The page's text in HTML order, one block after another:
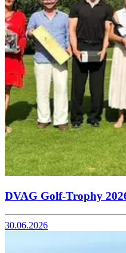
DVAG Golf-Trophy
30.06.2026